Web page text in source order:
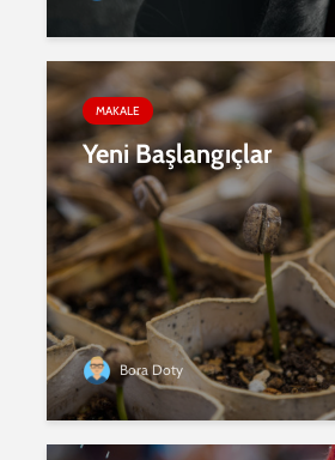
MAKALE
Yeni Başlangıçlar
Bora Doty